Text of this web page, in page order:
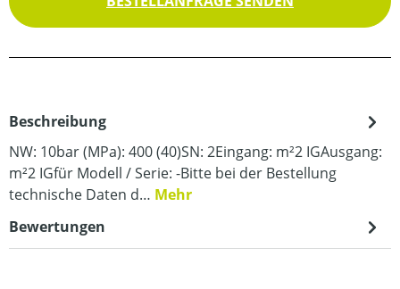
Beschreibung
NW: 10bar (MPa): 400 (40)SN: 2Eingang: m²2 IGAusgang:
m²2 IGfür Modell / Serie: -Bitte bei der Bestellung
technische Daten d… Mehr
Bewertungen